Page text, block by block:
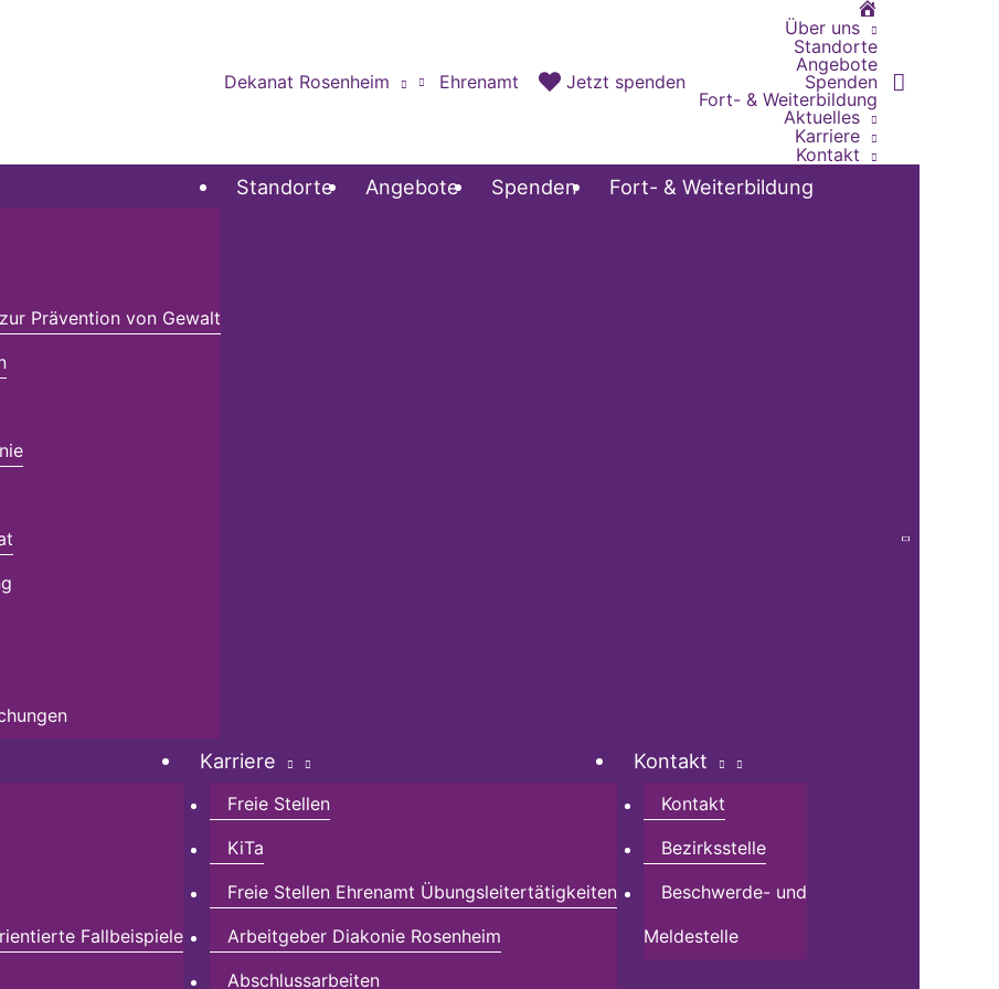
Dekanat Rosenheim Ehrenamt Jetzt spenden
Über uns
Standorte
Angebote
Spenden
Fort- & Weiterbildung
Aktuelles
Karriere
Kontakt
Prävention von Gewalt
Standorte Angebote Spenden Fort- & Weiterbildung
Fallbeispiele
Karriere
Freie Stellen
KiTa
Freie Stellen Ehrenamt Übungsleitertätigkeiten
Arbeitgeber Diakonie Rosenheim
Abschlussarbeiten
Kontakt
Kontakt
Bezirksstelle
Beschwerde- und
Meldestelle